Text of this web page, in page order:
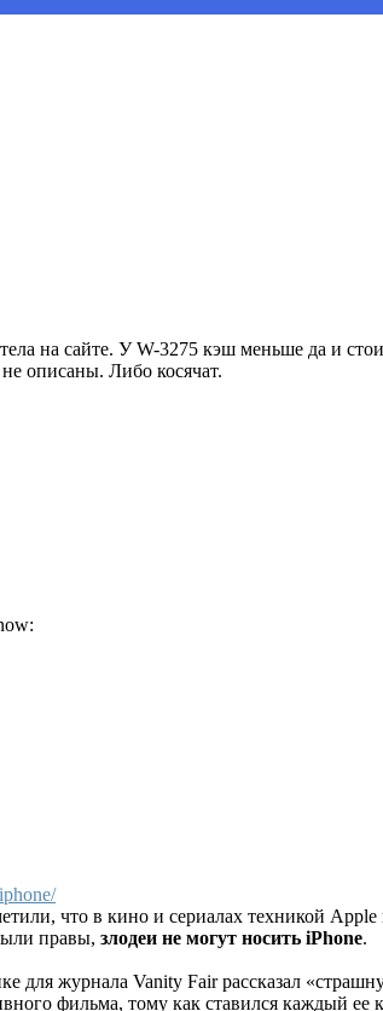
на сайте. У W-3275 кэш меньше да и
описаны. Либо косячат.
что в кино и сериалах техникой
правы, злодеи не могут носить iPhone.
для журнала Vanity Fair рассказал
фильма, тому как ставился каждый